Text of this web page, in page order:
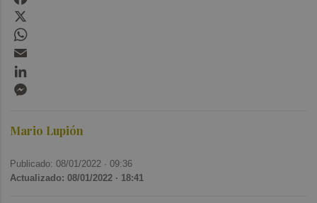
Mario Lupión
Publicado: 08/01/2022 ·09:36
Actualizado: 08/01/2022 · 18:41